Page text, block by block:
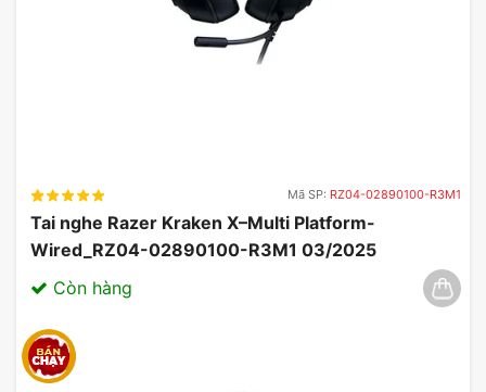
Mã SP: RZ04-02890100-R3M1
Tai nghe Razer Kraken X–Multi Platform-
Wired_RZ04-02890100-R3M1 03/2025
Còn hàng